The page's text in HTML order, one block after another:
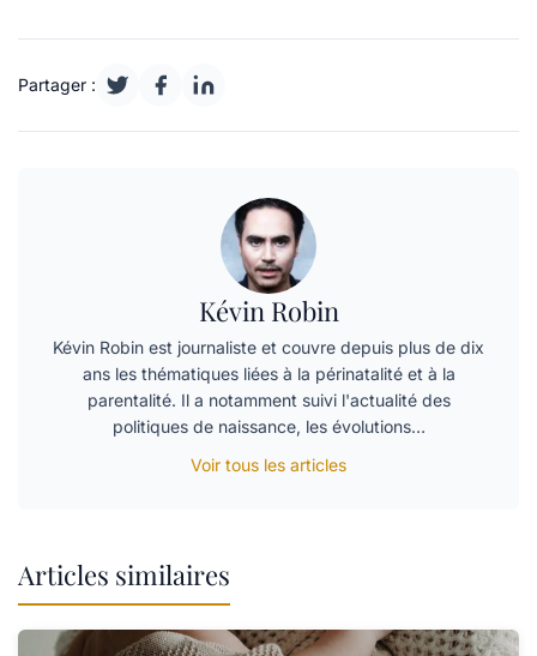
Partager :
Kévin Robin
Kévin Robin est journaliste et couvre depuis plus de dix
ans les thématiques liées à la périnatalité et à la
parentalité. Il a notamment suivi l'actualité des
politiques de naissance, les évolutions…
Voir tous les articles
Articles similaires